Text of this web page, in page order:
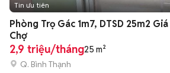
Tin ưu tiên
Phòng Trọ Gác 1m7, DTSD 25m2
Chợ
2,9 triệu/tháng25 m²
Q. Bình Thạnh